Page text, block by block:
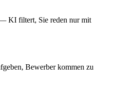
KI filtert, Sie reden nur mit
Bewerber kommen zu